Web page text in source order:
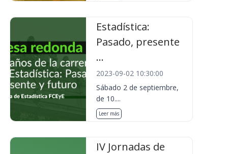
Estadística:
Pasado, presente
...
2023-09-02 10:30:00
Sábado 2 de septiembre,
de 10....
Leer más
IV Jornadas de